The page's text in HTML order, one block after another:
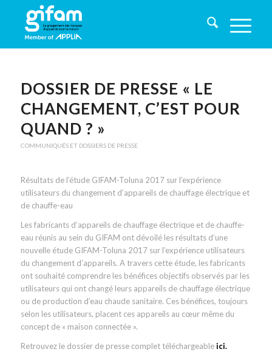
DOSSIER DE PRESSE « LE
CHANGEMENT, C’EST POUR
QUAND ? »
COMMUNIQUÉS ET DOSSIERS DE PRESSE
Résultats de l’étude GIFAM-Toluna 2017 sur l’expérience
utilisateurs du changement d’appareils de chauffage électrique et
de chauffe-eau
Les fabricants d’appareils de chauffage électrique et de chauffe-
eau réunis au sein du GIFAM ont dévoilé les résultats d’une
nouvelle étude GIFAM-Toluna 2017 sur l’expérience utilisateurs
du changement d’appareils. A travers cette étude, les fabricants
ont souhaité comprendre les bénéfices objectifs observés par les
utilisateurs qui ont changé leurs appareils de chauffage électrique
ou de production d’eau chaude sanitaire. Ces bénéfices, toujours
selon les utilisateurs, placent ces appareils au cœur même du
concept de « maison connectée ».
Retrouvez le dossier de presse complet téléchargeableici.